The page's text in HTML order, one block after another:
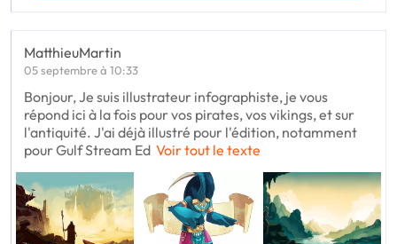
MatthieuMartin
05 septembre à 10:33
Bonjour, Je suis illustrateur infographiste, je vous
répond ici à la fois pour vos pirates, vos vikings, et sur
l'antiquité. J'ai déjà illustré pour l'édition, notamment
pour Gulf Stream Ed Voir tout le texte